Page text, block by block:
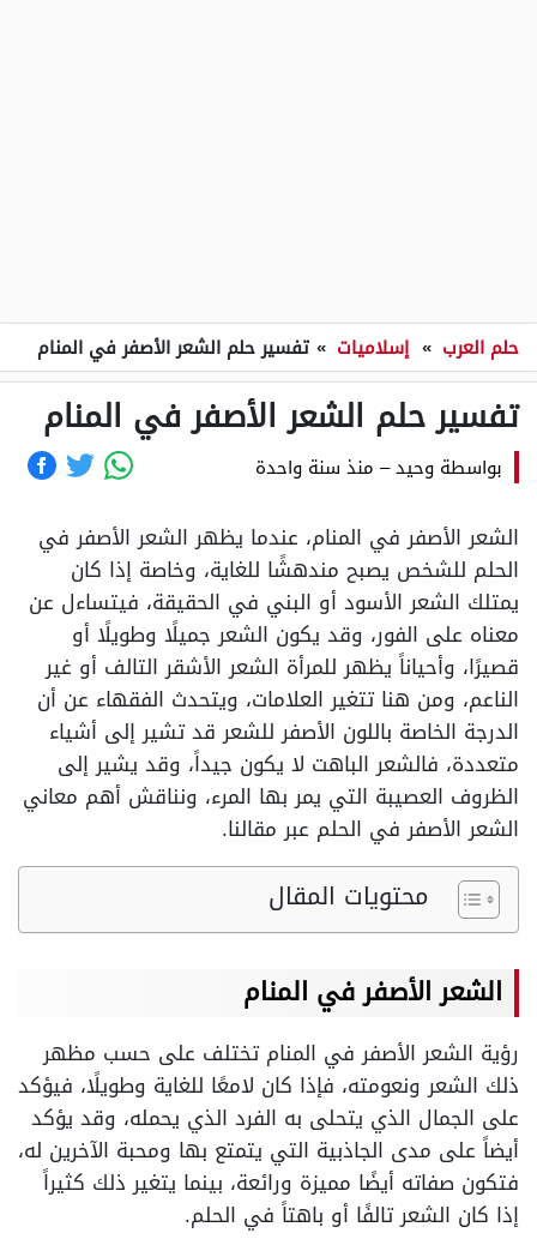
حلم العرب » إسلاميات » تفسير حلم الشعر الأصفر في المنام
تفسير حلم الشعر الأصفر في المنام
بواسطة وحيد– منذ سنة واحدة
الشعر الأصفر في المنام، عندما يظهر الشعر الأصفر في
الحلم للشخص يصبح مندهشًا للغاية، وخاصة إذا كان
يمتلك الشعر الأسود أو البني في الحقيقة، فيتساءل عن
معناه على الفور، وقد يكون الشعر جميلًا وطويلًا أو
قصيرًا، وأحياناً يظهر للمرأة الشعر الأشقر التالف أو غير
الناعم، ومن هنا تتغير العلامات، ويتحدث الفقهاء عن أن
الدرجة الخاصة باللون الأصفر للشعر قد تشير إلى أشياء
متعددة، فالشعر الباهت لا يكون جيداً، وقد يشير إلى
الظروف العصيبة التي يمر بها المرء، ونناقش أهم معاني
الشعر الأصفر في الحلم عبر مقالنا.
محتويات المقال
الشعر الأصفر في المنام
رؤية الشعر الأصفر في المنام تختلف على حسب مظهر
ذلك الشعر ونعومته، فإذا كان لامعًا للغاية وطويلًا، فيؤكد
على الجمال الذي يتحلى به الفرد الذي يحمله، وقد يؤكد
أيضاً على مدى الجاذبية التي يتمتع بها ومحبة الآخرين له،
فتكون صفاته أيضًا مميزة ورائعة، بينما يتغير ذلك كثيراً
إذا كان الشعر تالفًا أو باهتاً في الحلم.